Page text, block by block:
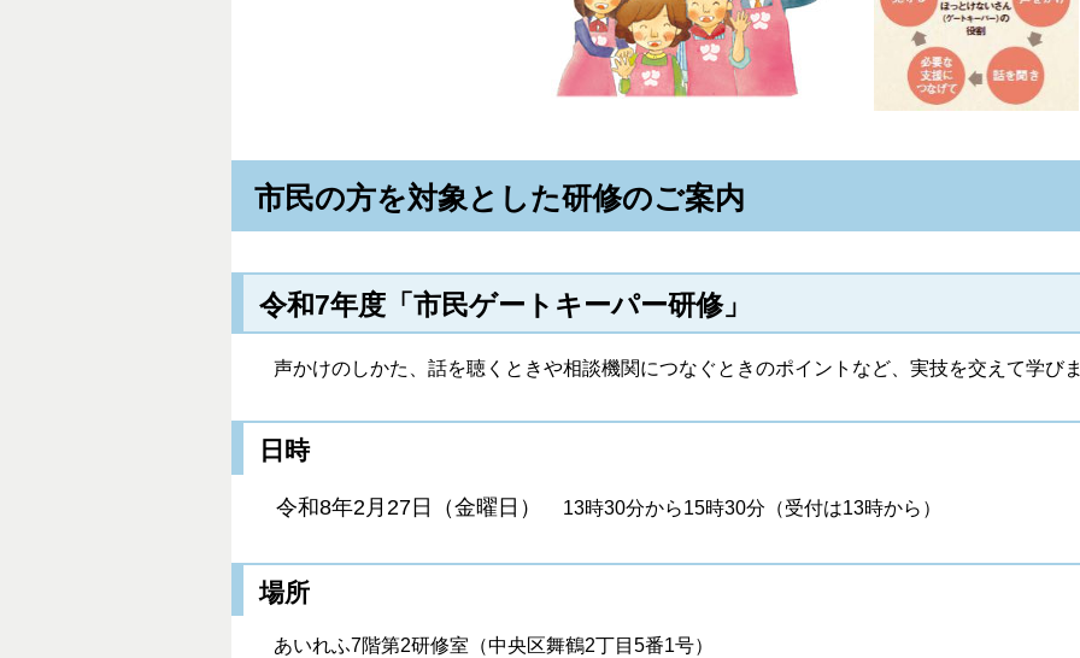
市民の方を対象とした研修のご案内
令和7年度「市民ゲートキーパー研修」
声かけのしかた、話を聴くときや相談機関につなぐときのポイントなど、実技を交えて学び
日時
令和8年2月27日（金曜日） 13時30分から15時30分（受付は13時から）
場所
あいれふ7階第2研修室（中央区舞鶴2丁目5番1号）